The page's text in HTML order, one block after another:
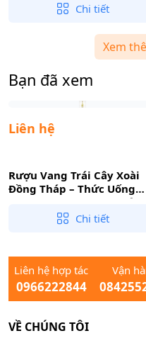
Chi tiết
Xem
Bạn đã xem
Liên hệ
Rượu Vang Trái Cây Xoài
Đồng Tháp – Thức Uống
Sang Trọng Cho Bữa Tiệc,
Độ, Đẹp Da
Chi tiết
Liên hệ hợp tác
0966222844
Vận
VỀ CHÚNG TÔI